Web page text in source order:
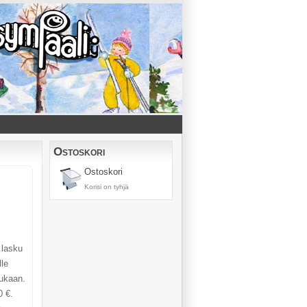
€.
Ostoskori
Ostoskori
Korisi on tyhjä